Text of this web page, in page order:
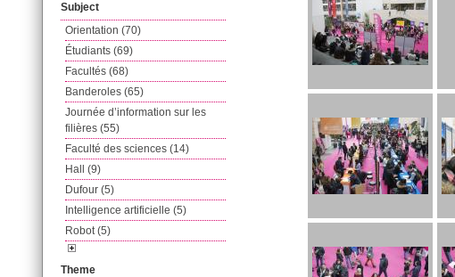
Subject
Orientation (70)
Étudiants (69)
Facultés (68)
Banderoles (65)
Journée d’information sur les
filières (55)
Faculté des sciences (14)
Hall (9)
Dufour (5)
Intelligence artificielle (5)
Robot (5)
Theme